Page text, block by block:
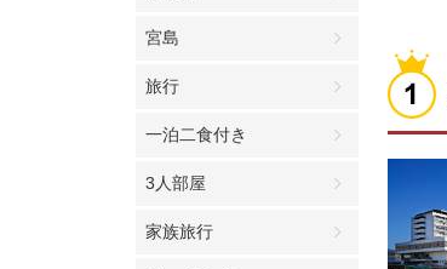
宮島
旅行
一泊二食付き
3人部屋
家族旅行